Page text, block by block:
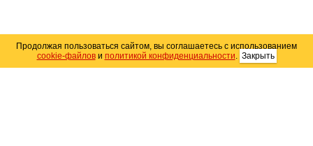
Продолжая пользоваться сайтом, вы соглашаетесь с использованием
cookie-файлови политикой конфиденциальности. Закрыть